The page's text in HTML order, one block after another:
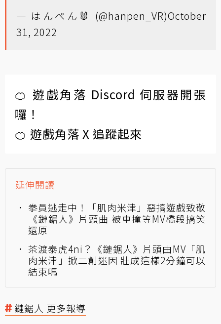
— はんぺん🐰 (@hanpen_VR)October
31, 2022
🍊 遊戲角落 Discord 伺服器開張
囉！
🍊 遊戲角落 X 追蹤起來
延伸閱讀
拳員逃走中！「肌肉米津」惡搞遊戲致敬
《鏈鋸人》片頭曲 被車撞等MV橋段搞笑
還原
茶渡泰虎4ni？《鏈鋸人》片頭曲MV「肌
肉米津」掀二創迷因 壯成這樣2分鐘可以
結束嗎
鏈鋸人 更多報導